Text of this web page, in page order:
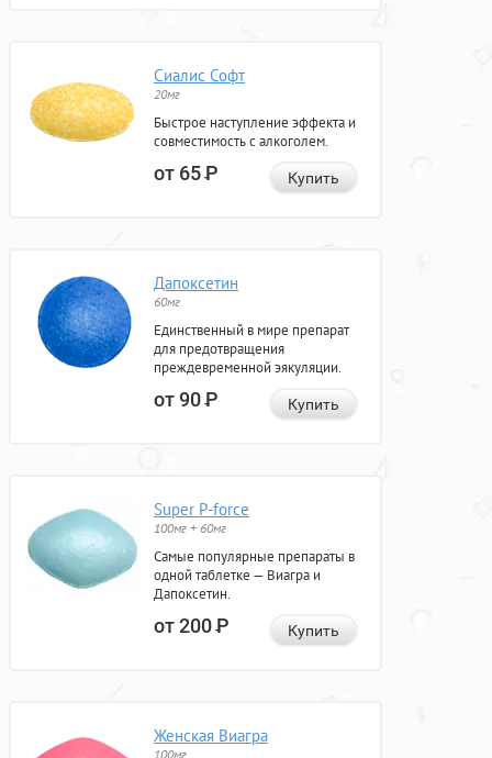
Сиалис Софт
20мг
Быстрое наступление эффекта и
совместимость с алкоголем.
от 65Р Купить
Дапоксетин
60мг
Единственный в мире препарат
для предотвращения
преждевременной эякуляции.
от 90Р Купить
Super P-force
100мг + 60мг
Самые популярные препараты в
одной таблетке — Виагра и
Дапоксетин.
от 200Р Купить
Женская Виагра
100мг